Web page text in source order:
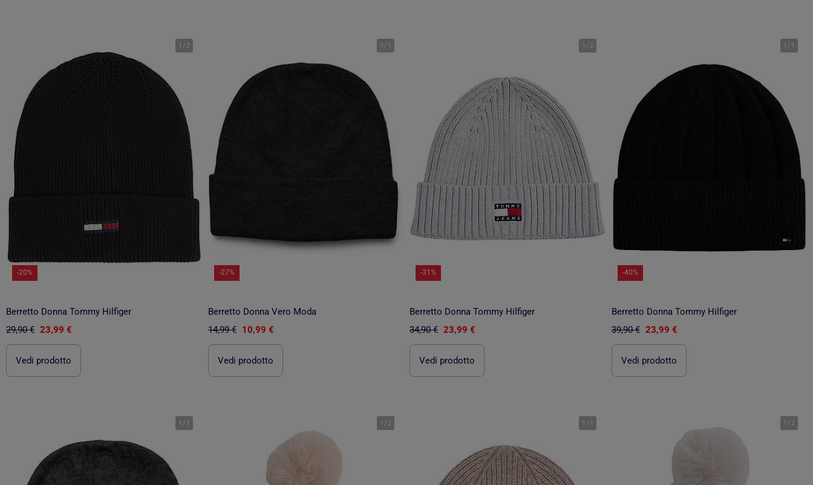
1 / 2
-20%
Berretto Donna Tommy Hilfiger
29,90 € 23,99 €
Vedi prodotto
1 / 1
-27%
Berretto Donna Vero Moda
14,99 € 10,99 €
Vedi prodotto
1 / 2
-31%
Berretto Donna Tommy Hilfiger
34,90 € 23,99 €
Vedi prodotto
1 / 1
-40%
Berretto Donna Tommy Hilfiger
39,90 € 23,99 €
Vedi prodotto
1 / 1 1 / 2 1 / 1 1 / 2